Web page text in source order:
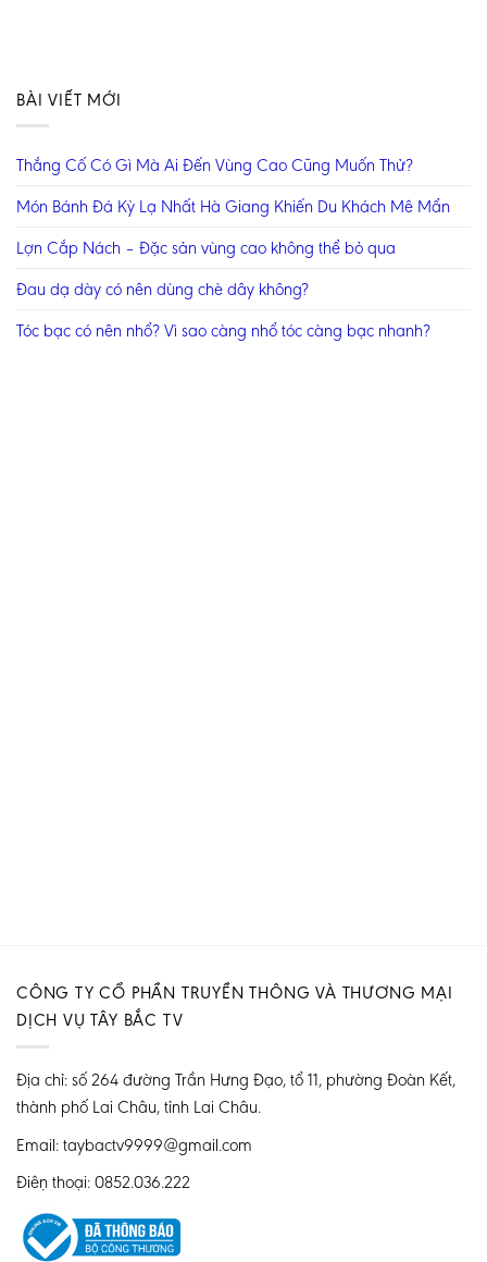
BÀI VIẾT MỚI
Thắng Cố Có Gì Mà Ai Đến Vùng Cao Cũng Muốn Thử?
Món Bánh Đá Kỳ Lạ Nhất Hà Giang Khiến Du Khách Mê Mẩn
Lợn Cắp Nách – Đặc sản vùng cao không thể bỏ qua
Đau dạ dày có nên dùng chè dây không?
Tóc bạc có nên nhổ? Vì sao càng nhổ tóc càng bạc nhanh?
CÔNG TY CỔ PHẦN TRUYỀN THÔNG VÀ THƯƠNG MẠI
DỊCH VỤ TÂY BẮC TV
Địa chỉ: số 264 đường Trần Hưng Đạo, tổ 11, phường Đoàn Kết,
thành phố Lai Châu, tỉnh Lai Châu.
Email: taybactv9999@gmail.com
Điện thoại: 0852.036.222